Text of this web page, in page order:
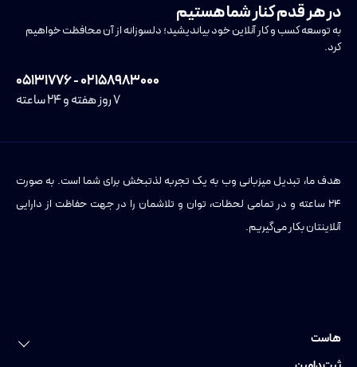
در هر قدم کنار شما هستیم
به توسعه کسب و کار آنلاین خود بیاندیشید؛ دلسوزانه از آن محافظت خواهیم
کرد.
۰۲۱۵۸۹۸۳۰۰۰ - ۰۵۱۳۱۷۷۶
۷ روز هفته و ۲۴ ساعته
هدف ما، تبدیل میزبانی وب به یک تجربه لذتبخش برای شما است. به صورت
۲۴ ساعته و در تمامی لحظات، توان و تلاشمان را در جهت حفاظت از دارایی
آنلاینتان بکار می‌گیریم.
هاست